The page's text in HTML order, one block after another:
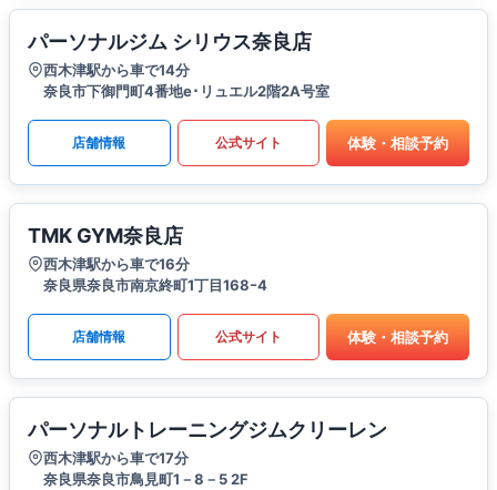
パーソナルジム シリウス奈良店
西木津駅から車で14分
奈良市下御門町4番地e･リュエル2階2A号室
店舗情報 公式サイト 体験・相談予約
TMK GYM奈良店
西木津駅から車で16分
奈良県奈良市南京終町1丁目168ｰ4
店舗情報 公式サイト 体験・相談予約
パーソナルトレーニングジムクリーレン
西木津駅から車で17分
奈良県奈良市鳥見町1－8－5 2F